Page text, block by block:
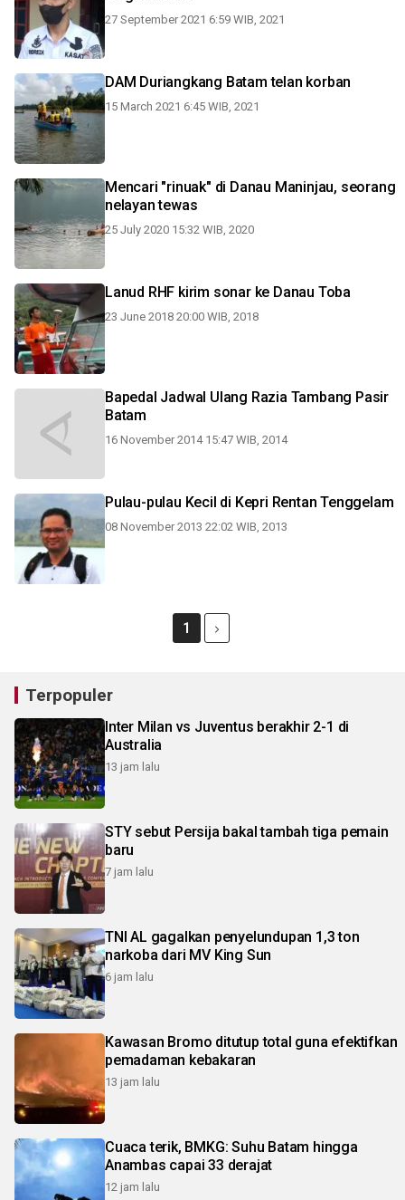
27 September 2021 6:59 WIB, 2021
DAM Duriangkang Batam telan korban
15 March 2021 6:45 WIB, 2021
Mencari "rinuak" di Danau Maninjau, seorang
nelayan tewas
25 July 2020 15:32 WIB, 2020
Lanud RHF kirim sonar ke Danau Toba
23 June 2018 20:00 WIB, 2018
Bapedal Jadwal Ulang Razia Tambang Pasir
Batam
16 November 2014 15:47 WIB, 2014
Pulau-pulau Kecil di Kepri Rentan Tenggelam
08 November 2013 22:02 WIB, 2013
1
Terpopuler
Inter Milan vs Juventus berakhir 2-1 di
Australia
13 jam lalu
STY sebut Persija bakal tambah tiga pemain
baru
7 jam lalu
TNI AL gagalkan penyelundupan 1,3 ton
narkoba dari MV King Sun
6 jam lalu
Kawasan Bromo ditutup total guna efektifkan
pemadaman kebakaran
13 jam lalu
Cuaca terik, BMKG: Suhu Batam hingga
Anambas capai 33 derajat
12 jam lalu